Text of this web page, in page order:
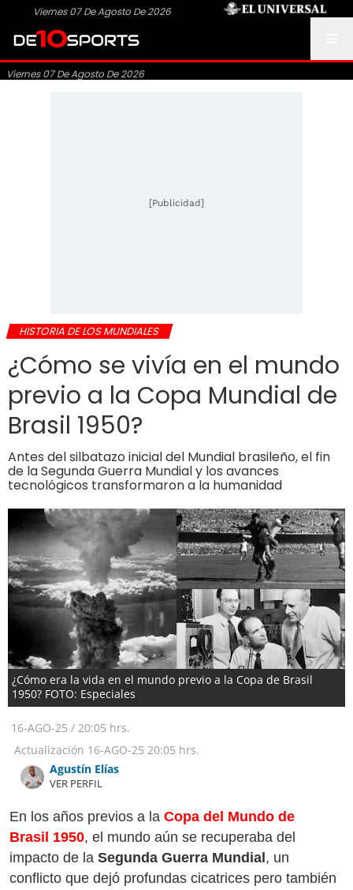
Viernes 07 De Agosto De 2026
Viernes 07 De Agosto De 2026
[Publicidad]
HISTORIA DE LOS MUNDIALES
¿Cómo se vivía en el mundo
previo a la Copa Mundial de
Brasil 1950?
Antes del silbatazo inicial del Mundial brasileño, el fin
de la Segunda Guerra Mundial y los avances
tecnológicos transformaron a la humanidad
¿Cómo era la vida en el mundo previo a la Copa de Brasil
1950? FOTO: Especiales
16-AGO-25 / 20:05 hrs.
Actualización 16-AGO-25 20:05 hrs.
Agustín Elías
VER PERFIL
En los años previos a la Copa del Mundo de
Brasil 1950, el mundo aún se recuperaba del
impacto de la Segunda Guerra Mundial , un
conflicto que dejó profundas cicatrices pero también